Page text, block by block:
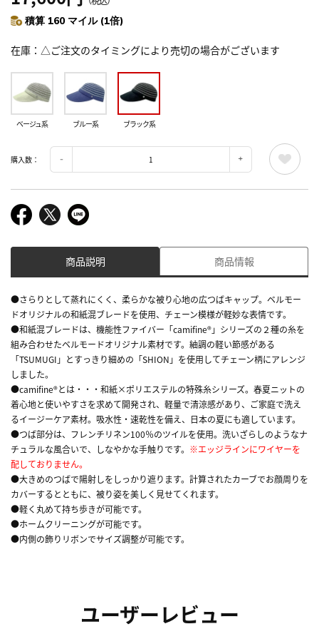
積算 160 マイル (1倍)
在庫 △ご注文のタイミングにより売切の場合がございます
ベージュ系 ブルー系 ブラック系
購入数：
商品説明 商品情報
●さらりとして蒸れにくく、柔らかな被り心地の広つばキャップ。ベルモー
ドオリジナルの和紙混ブレードを使用、チェーン模様が軽妙な表情です。
●和紙混ブレードは、機能性ファイバー「camifine®」シリーズの２種の糸を
組み合わせたベルモードオリジナル素材です。紬調の軽い節感がある
「TSUMUGI」とすっきり細めの「SHION」を使用してチェーン柄にアレンジ
しました。
●camifine®とは・・・和紙×ポリエステルの特殊糸シリーズ。春夏ニットの
着心地と使いやすさを求めて開発され、軽量で清涼感があり、ご家庭で洗え
るイージーケア素材。吸水性・速乾性を備え、日本の夏にも適しています。
●つば部分は、フレンチリネン100％のツイルを使用。洗いざらしのようなナ
チュラルな風合いで、しなやかな手触りです。 ※エッジラインにワイヤーを
配しておりません。
●大きめのつばで陽射しをしっかり遮ります。計算されたカーブでお顔周りを
カバーするとともに、被り姿を美しく見せてくれます。
●軽く丸めて持ち歩きが可能です。
●ホームクリーニングが可能です。
●内側の飾りリボンでサイズ調整が可能です。
ユーザーレビュー